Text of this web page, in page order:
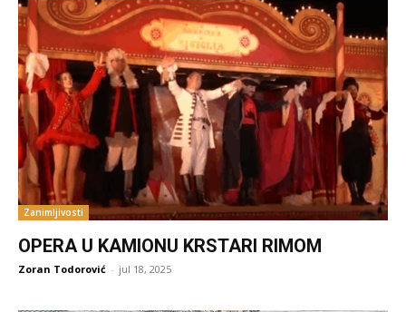
Zanimljivosti
OPERA U KAMIONU KRSTARI RIMOM
Zoran Todorović - jul 18, 2025